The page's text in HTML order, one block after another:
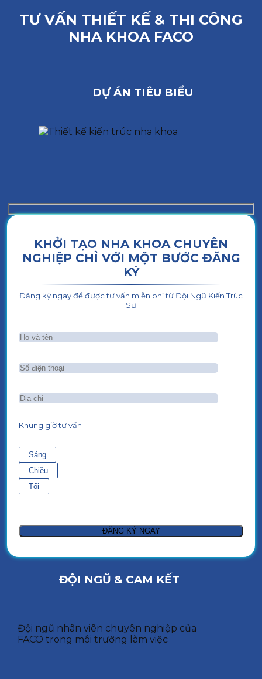
TƯ VẤN THIẾT KẾ & THI CÔNG
NHA KHOA FACO
DỰ ÁN TIÊU BIỂU
KHỞI TẠO NHA KHOA CHUYÊN
NGHIỆP CHỈ VỚI MỘT BƯỚC ĐĂNG
KÝ
Đăng ký ngay để được tư vấn miễn phí từ Đội Ngũ Kiến Trúc
Sư
Khung giờ tư vấn
Sáng
Chiều
Tối
ĐỘI NGŨ & CAM KẾT
Đội ngũ nhân viên chuyên nghiệp của
FACO trong môi trường làm việc